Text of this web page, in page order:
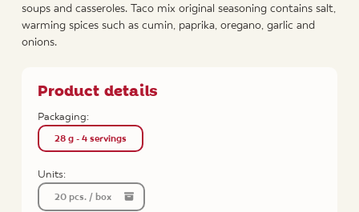
soups and casseroles. Taco mix original seasoning contains salt,
warming spices such as cumin, paprika, oregano, garlic and
onions.
Product details
Packaging:
28 g - 4 servings
Units:
20 pcs. / box